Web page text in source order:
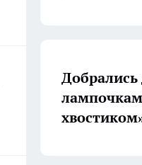
Добрались